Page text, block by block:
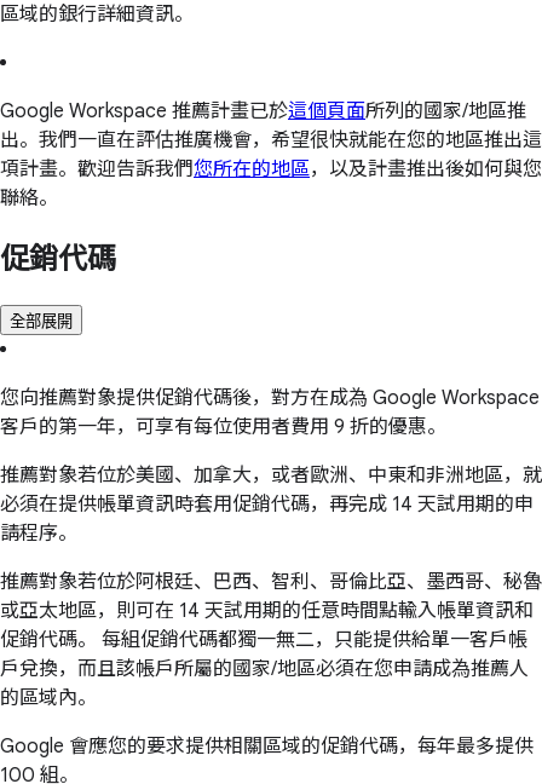
區域的銀行詳細資訊。
Google Workspace 推薦計畫已於這個頁面所列的國家/地區推
出。我們一直在評估推廣機會，希望很快就能在您的地區推出這
項計畫。歡迎告訴我們您所在的地區，以及計畫推出後如何與您
聯絡。
促銷代碼
全部展開
您向推薦對象提供促銷代碼後，對方在成為 Google Workspace
客戶的第一年，可享有每位使用者費用 9 折的優惠。
推薦對象若位於美國、加拿大，或者歐洲、中東和非洲地區，就
必須在提供帳單資訊時套用促銷代碼，再完成 14 天試用期的申
請程序。
推薦對象若位於阿根廷、巴西、智利、哥倫比亞、墨西哥、秘魯
或亞太地區，則可在 14 天試用期的任意時間點輸入帳單資訊和
促銷代碼。 每組促銷代碼都獨一無二，只能提供給單一客戶帳
戶兌換，而且該帳戶所屬的國家/地區必須在您申請成為推薦人
的區域內。
Google 會應您的要求提供相關區域的促銷代碼，每年最多提供
100 組。